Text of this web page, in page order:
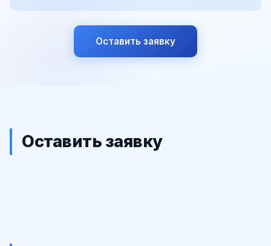
Оставить заявку
Оставить заявку